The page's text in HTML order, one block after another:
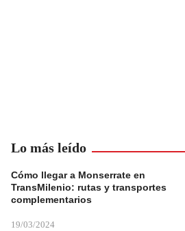
Lo más leído
Cómo llegar a Monserrate en
TransMilenio: rutas y transportes
complementarios
19/03/2024